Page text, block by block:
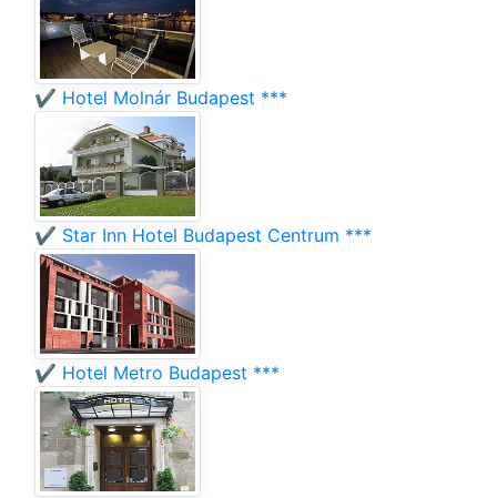
✔️ Hotel Molnár Budapest ***
✔️ Star Inn Hotel Budapest Centrum ***
✔️ Hotel Metro Budapest ***